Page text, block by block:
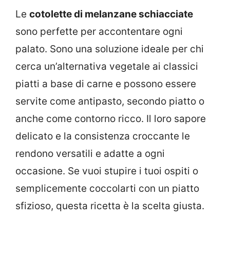
Le cotolette di melanzane schiacciate
sono perfette per accontentare ogni
palato. Sono una soluzione ideale per chi
cerca un’alternativa vegetale ai classici
piatti a base di carne e possono essere
servite come antipasto, secondo piatto o
anche come contorno ricco. Il loro sapore
delicato e la consistenza croccante le
rendono versatili e adatte a ogni
occasione. Se vuoi stupire i tuoi ospiti o
semplicemente coccolarti con un piatto
sfizioso, questa ricetta è la scelta giusta.